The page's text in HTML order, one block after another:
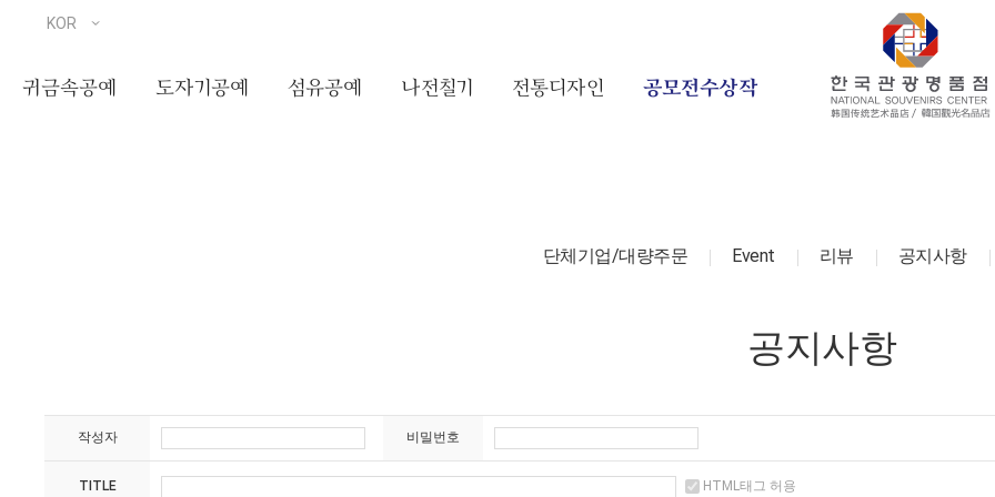
귀금속공예 도자기공예 섬유공예 나전칠기 전통디자인 공모전수상작
단체기업/대량주문 Event 리뷰 공지사항
공지사항
작성자 비밀번호
TITLE HTML태그 허용